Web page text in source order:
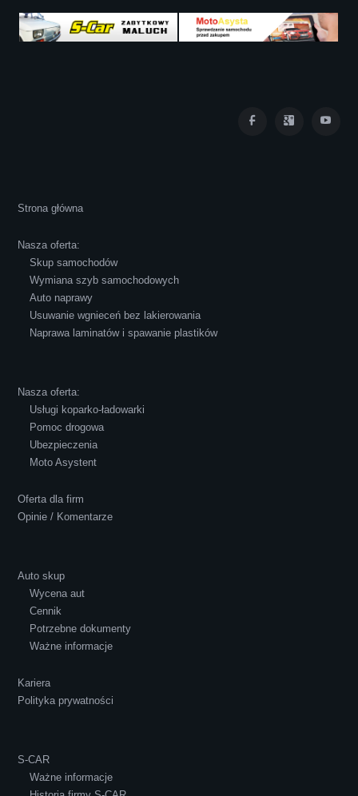
atmosferze, czego z reguły nie można
powiedzieć o innych firmach tego type.
Pozdrawiam i polecam!
Polecam S-Car.pl, szybka i bardzo miła
Strona główna
Nasza oferta:
Skup samochodów
Wymiana szyb samochodowych
Auto naprawy
Usuwanie wgnieceń bez lakierowania
Naprawa laminatów i spawanie plastików
Nasza oferta:
Usługi koparko-ładowarki
Pomoc drogowa
Ubezpieczenia
Moto Asystent
Oferta dla firm
Opinie / Komentarze
Auto skup
Wycena aut
Cennik
Potrzebne dokumenty
Ważne informacje
Kariera
Polityka prywatności
S-CAR
Ważne informacje